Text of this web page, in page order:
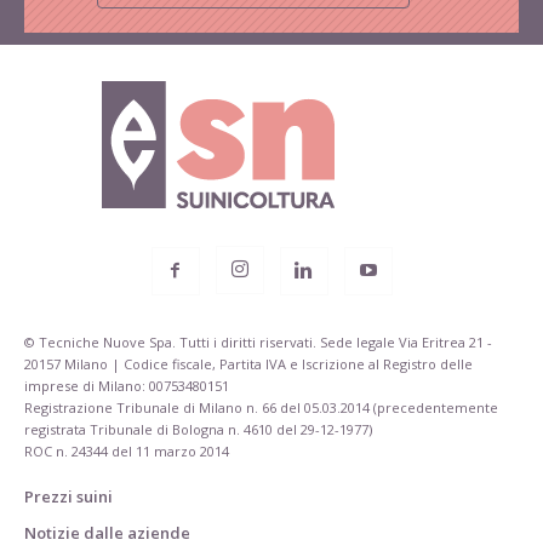
© Tecniche Nuove Spa. Tutti i diritti riservati. Sede legale Via Eritrea 21 -
20157 Milano | Codice fiscale, Partita IVA e Iscrizione al Registro delle
imprese di Milano: 00753480151
Registrazione Tribunale di Milano n. 66 del 05.03.2014 (precedentemente
registrata Tribunale di Bologna n. 4610 del 29-12-1977)
ROC n. 24344 del 11 marzo 2014
Prezzi suini
Notizie dalle aziende